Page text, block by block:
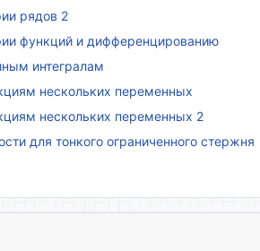
рядов 2
функций и дифференцированию
интегралам
нескольких переменных
нескольких переменных 2
для тонкого ограниченного стержня